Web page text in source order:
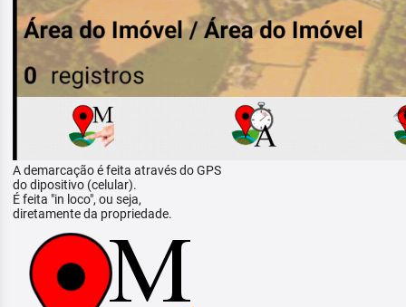
A demarcação é feita através do GPS
do dipositivo (celular).
É feita "in loco", ou seja,
diretamente da propriedade.